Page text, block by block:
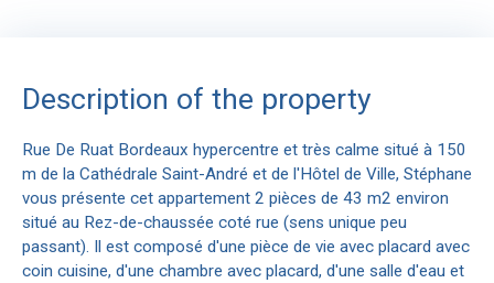
Description of the property
Rue De Ruat Bordeaux hypercentre et très calme situé à 150
m de la Cathédrale Saint-André et de l'Hôtel de Ville, Stéphane
vous présente cet appartement 2 pièces de 43 m2 environ
situé au Rez-de-chaussée coté rue (sens unique peu
passant). Il est composé d'une pièce de vie avec placard avec
coin cuisine, d'une chambre avec placard, d'une salle d'eau et